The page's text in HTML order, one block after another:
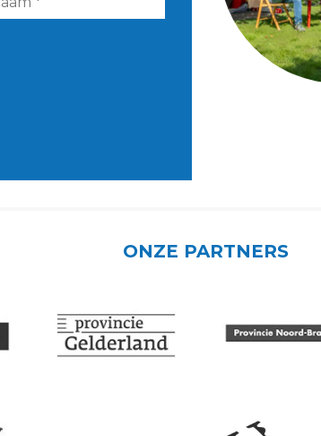
ONZE PARTNERS